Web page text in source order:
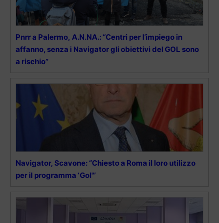
Pnrr a Palermo, A.N.NA.: “Centri per l’impiego in
affanno, senza i Navigator gli obiettivi del GOL sono
a rischio”
Navigator, Scavone: “Chiesto a Roma il loro utilizzo
per il programma ‘Gol'”